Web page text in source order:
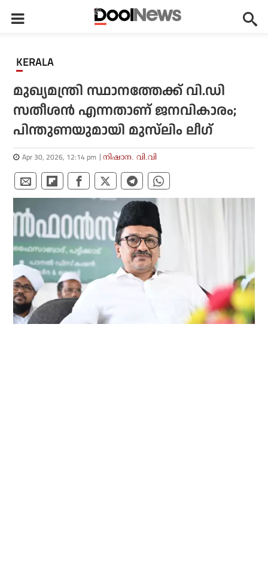
KERALA
മുഖ്യമന്ത്രി സ്ഥാനത്തേക്ക് വി.ഡി
സതീശന്‍ എന്നതാണ് ജനവികാരം;
പിന്തുണയുമായി മുസ്‌ലിം ലീഗ്
Apr 30, 2026, 12:14 pm നിഷാന. വി.വി